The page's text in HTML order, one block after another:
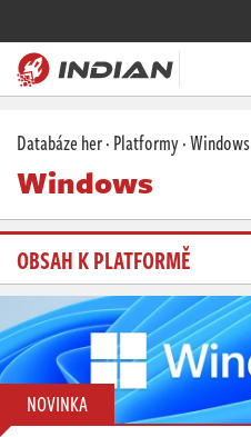
Magazín
Recenze
Videa
Soutěže
Databáze
Komunita
Databáze her·Platformy·Windows
Windows
OBSAH K PLATFORMĚ
NOVINKA